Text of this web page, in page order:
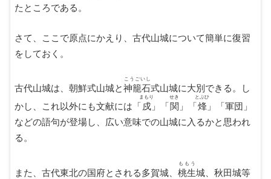
たところである。
さて、ここで原点にかえり、古代山城について簡単に復習
をしておく。
古代山城は、朝鮮式山城と神籠石
こうごいし
式山城に大別できる。し
かし、これ以外にも文献には「戍
まもり
」「関
せき
」「烽
とぶひ
」「軍団」
などの語句が登場し、広い意味での山城に入るかと思われ
る。
また、古代東北の国府とされる多賀城、桃生
ももう
城、秋田城等